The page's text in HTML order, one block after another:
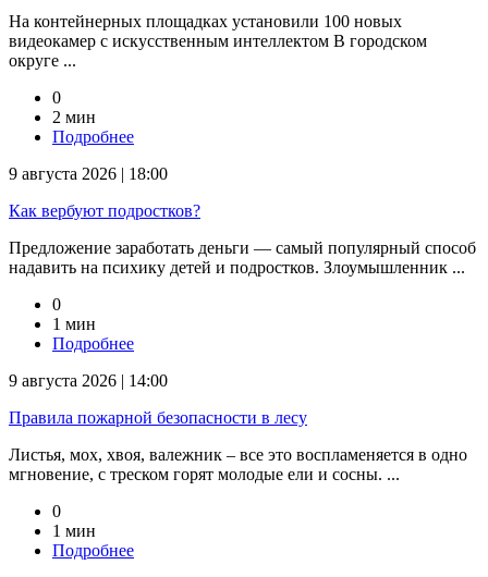
На контейнерных площадках установили 100 новых
видеокамер с искусственным интеллектом В городском
округе ...
0
2 мин
Подробнее
9 августа 2026 | 18:00
Как вербуют подростков?
Предложение заработать деньги — самый популярный способ
надавить на психику детей и подростков. Злоумышленник ...
0
1 мин
Подробнее
9 августа 2026 | 14:00
Правила пожарной безопасности в лесу
Листья, мох, хвоя, валежник – все это воспламеняется в одно
мгновение, с треском горят молодые ели и сосны. ...
0
1 мин
Подробнее